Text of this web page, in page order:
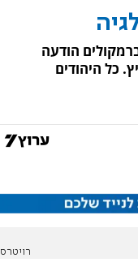
הודעה
כל היהודים
רויטרס